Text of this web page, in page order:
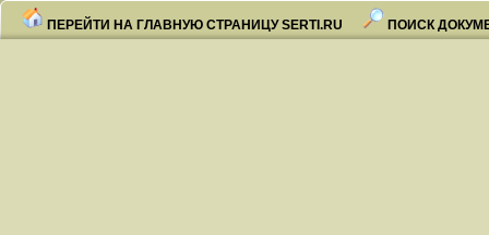
ПЕРЕЙТИ НА ГЛАВНУЮ СТРАНИЦУ SERTI.RU ПОИСК